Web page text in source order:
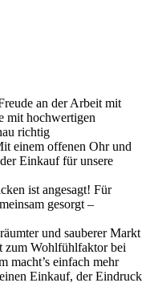
an der Arbeit mit
mit hochwertigen
richtig
einem offenen Ohr und
Einkauf für unsere
ist angesagt! Für
gesorgt –
und sauberer Markt
zum Wohlfühlfaktor bei
macht’s einfach mehr
Einkauf, der Eindruck